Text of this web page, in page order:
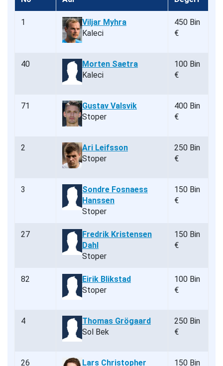
1
Viljar Myhra
Kaleci
450 Bin
€
40
Morten Saetra
Kaleci
100 Bin
€
71
Gustav Valsvik
Stoper
400 Bin
€
2
Ari Leifsson
Stoper
250 Bin
€
3
Sondre Fosnaess
Hanssen
Stoper
150 Bin
€
27
Fredrik Kristensen
Dahl
Stoper
150 Bin
€
82
Eirik Blikstad
Stoper
100 Bin
€
4
Thomas Grögaard
Sol Bek
250 Bin
€
26 Lars Christopher 150 Bin